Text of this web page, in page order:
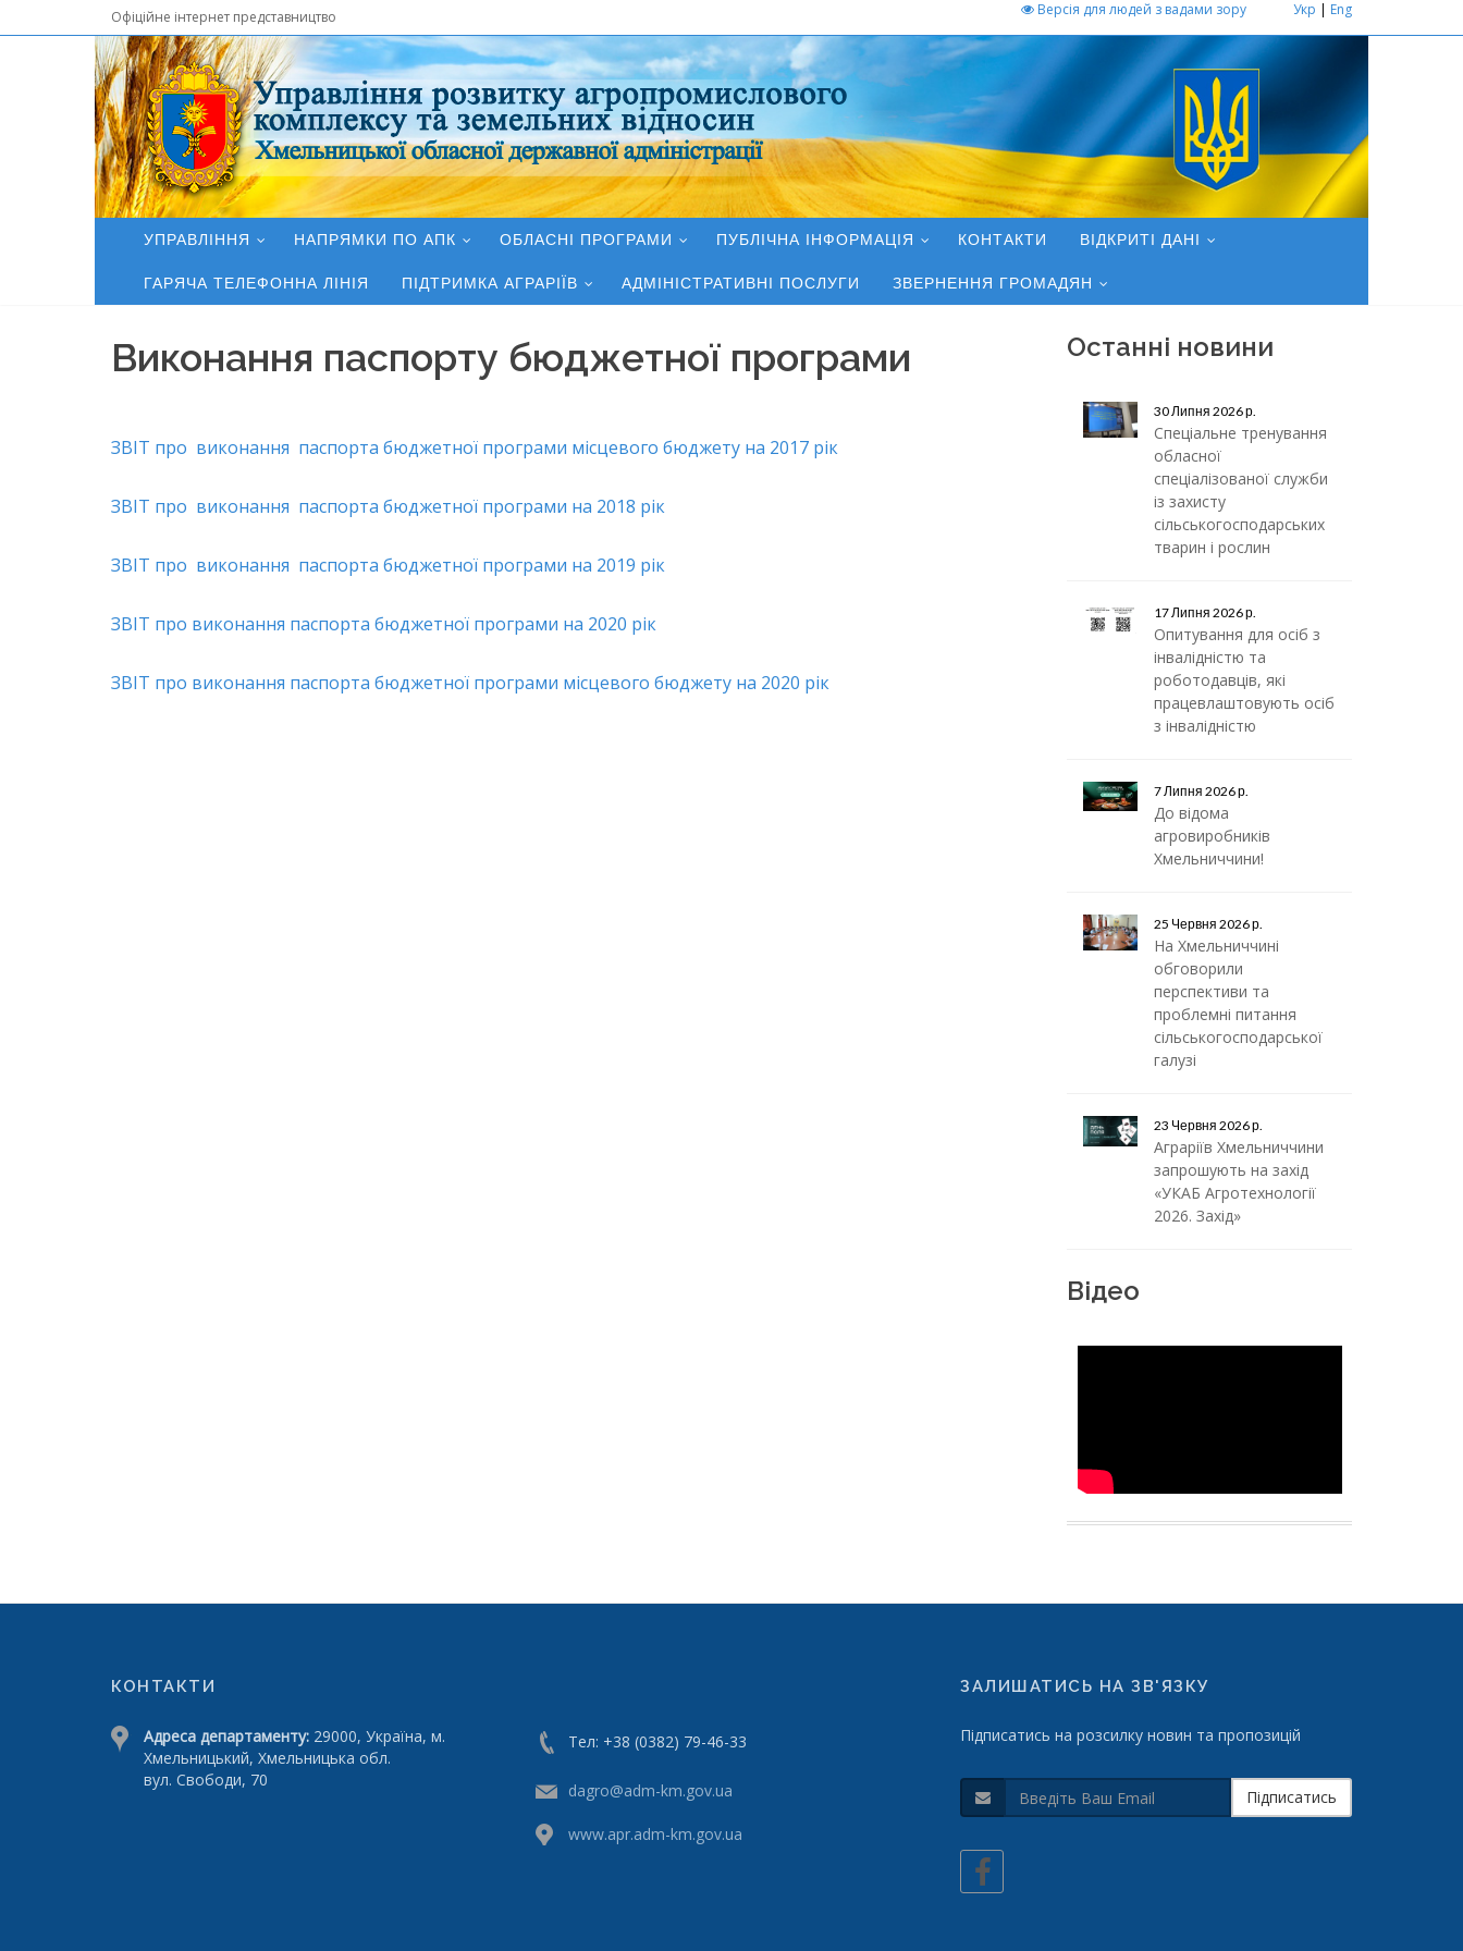
Офіційне інтернет представництво Укр | Eng
Версія для людей з вадами зору
УПРАВЛІННЯ НАПРЯМКИ ПО АПК ОБЛАСНІ ПРОГРАМИ ПУБЛІЧНА ІНФОРМАЦІЯ КОНТАКТИ ВІДКРИТІ ДАНІ
ГАРЯЧА ТЕЛЕФОННА ЛІНІЯ ПІДТРИМКА АГРАРІЇВ АДМІНІСТРАТИВНІ ПОСЛУГИ ЗВЕРНЕННЯ ГРОМАДЯН
Виконання паспорту бюджетної програми
ЗВІТ про виконання паспорта бюджетної програми місцевого бюджету на 2017 рік
ЗВІТ про виконання паспорта бюджетної програми на 2018 рік
ЗВІТ про виконання паспорта бюджетної програми на 2019 рік
ЗВІТ про виконання паспорта бюджетної програми на 2020 рік
ЗВІТ про виконання паспорта бюджетної програми місцевого бюджету на 2020 рік
Останні новини
30 Липня 2026 р.
Спеціальне тренування
обласної
спеціалізованої служби
із захисту
сільськогосподарських
тварин і рослин
17 Липня 2026 р.
Опитування для осіб з
інвалідністю та
роботодавців, які
працевлаштовують осіб
з інвалідністю
7 Липня 2026 р.
До відома
агровиробників
Хмельниччини!
25 Червня 2026 р.
На Хмельниччині
обговорили
перспективи та
проблемні питання
сільськогосподарської
галузі
23 Червня 2026 р.
Аграріїв Хмельниччини
запрошують на захід
«УКАБ Агротехнології
2026. Захід»
Відео
КОНТАКТИ
Адреса департаменту: 29000, Україна, м.
Хмельницький, Хмельницька обл.
вул. Свободи, 70
Тел: +38 (0382) 79-46-33
dagro@adm-km.gov.ua
www.apr.adm-km.gov.ua
ЗАЛИШАТИСЬ НА ЗВ'ЯЗКУ
Підписатись на розсилку новин та пропозицій
Підписатись